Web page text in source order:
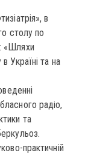
в
столу по
«Шляхи
Україні та на
радіо,
та
практичній